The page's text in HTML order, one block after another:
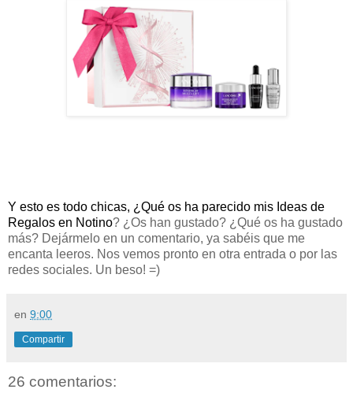
Y esto es todo chicas, ¿Qué os ha parecido mis Ideas de
Regalos en Notino? ¿Os han gustado? ¿Qué os ha gustado
más? Dejármelo en un comentario, ya sabéis que me
encanta leeros. Nos vemos pronto en otra entrada o por las
redes sociales. Un beso! =)
en 9:00
Compartir
26 comentarios: